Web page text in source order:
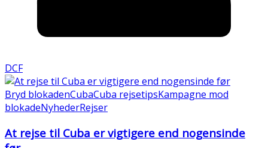
DCF
Bryd blokadenCubaCuba rejsetipsKampagne mod
blokadeNyhederRejser
At rejse til Cuba er vigtigere end nogensinde